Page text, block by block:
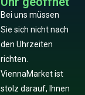
Bei uns müssen
Sie sich nicht nach
den Uhrzeiten
richten.
ViennaMarket ist
stolz darauf, Ihnen